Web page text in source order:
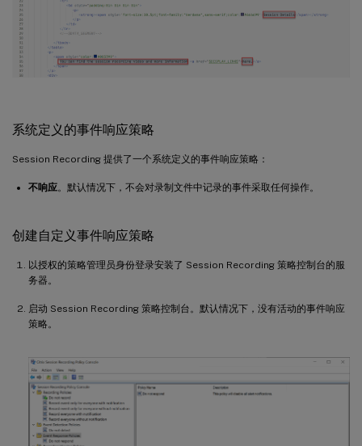
系统定义的事件响应策略
Session Recording 提供了一个系统定义的事件响应策略：
不响应。默认情况下，不会对录制文件中记录的事件采取任何操作。
创建自定义事件响应策略
以授权的策略管理员身份登录安装了 Session Recording 策略控制台的服
务器。
启动 Session Recording 策略控制台。默认情况下，没有活动的事件响应
策略。